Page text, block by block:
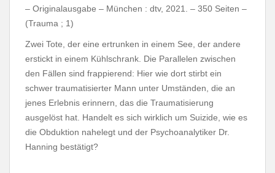
– Originalausgabe – München : dtv, 2021. – 350 Seiten –
(Trauma ; 1)
Zwei Tote, der eine ertrunken in einem See, der andere
erstickt in einem Kühlschrank. Die Parallelen zwischen
den Fällen sind frappierend: Hier wie dort stirbt ein
schwer traumatisierter Mann unter Umständen, die an
jenes Erlebnis erinnern, das die Traumatisierung
ausgelöst hat. Handelt es sich wirklich um Suizide, wie es
die Obduktion nahelegt und der Psychoanalytiker Dr.
Hanning bestätigt?